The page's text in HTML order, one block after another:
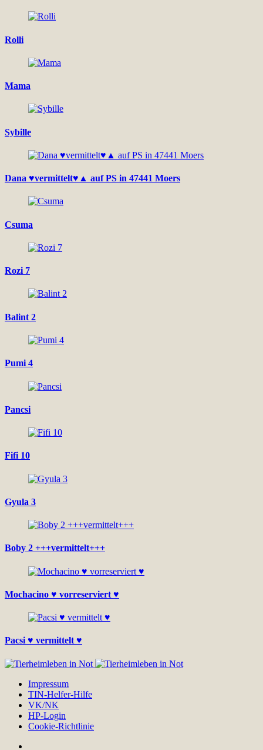
Rolli
Mama
Sybille
Dana ♥vermittelt♥▲ auf PS in 47441 Moers
Csuma
Rozi 7
Balint 2
Pumi 4
Pancsi
Fifi 10
Gyula 3
Boby 2 +++vermittelt+++
Mochacino ♥ vorreserviert ♥
Pacsi ♥ vermittelt ♥
Impressum
TIN-Helfer-Hilfe
VK/NK
HP-Login
Cookie-Richtlinie